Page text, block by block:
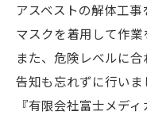
アスベストの解体工
マスクを着用して作業
また、危険レベルに
告知も忘れずに行いま
『有限会社富士メデ